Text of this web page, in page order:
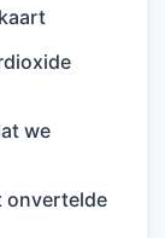
we
onvertelde